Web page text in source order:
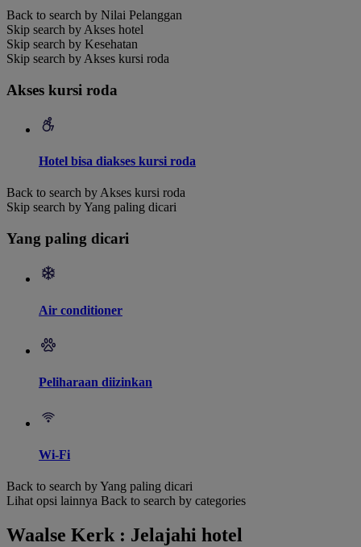
Back to search by Nilai Pelanggan
Skip search by Akses hotel
Skip search by Kesehatan
Skip search by Akses kursi roda
Akses kursi roda
Hotel bisa diakses kursi roda
Back to search by Akses kursi roda
Skip search by Yang paling dicari
Yang paling dicari
Air conditioner
Peliharaan diizinkan
Wi-Fi
Back to search by Yang paling dicari
Lihat opsi lainnya Back to search by categories
Waalse Kerk : Jelajahi hotel